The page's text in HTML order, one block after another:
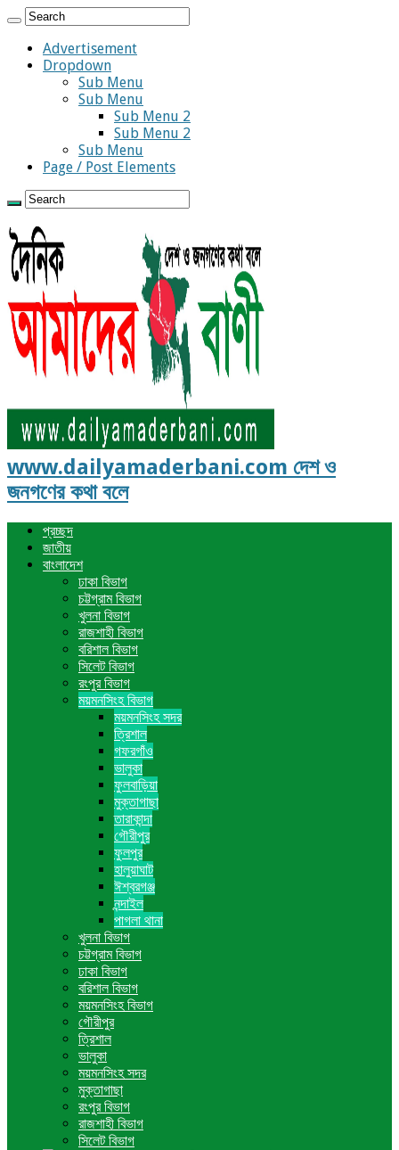
Advertisement
Dropdown
Sub Menu
Sub Menu
Sub Menu 2
Sub Menu 2
Sub Menu
Page / Post Elements
www.dailyamaderbani.com দেশ ও
জনগণের কথা বলে
প্রচ্ছদ
জাতীয়
বাংলাদেশ
ঢাকা বিভাগ
চট্টগ্রাম বিভাগ
খুলনা বিভাগ
রাজশাহী বিভাগ
বরিশাল বিভাগ
সিলেট বিভাগ
রংপুর বিভাগ
ময়মনসিংহ বিভাগ
ময়মনসিংহ সদর
ত্রিশাল
গফরগাঁও
ভালুকা
ফুলবাড়িয়া
মুক্তাগাছা
তারাকান্দা
গৌরীপুর
ফুলপুর
হালুয়াঘাট
ঈশ্বরগঞ্জ
নন্দাইল
পাগলা থানা
খুলনা বিভাগ
চট্টগ্রাম বিভাগ
ঢাকা বিভাগ
বরিশাল বিভাগ
ময়মনসিংহ বিভাগ
গৌরীপুর
ত্রিশাল
ভালুকা
ময়মনসিংহ সদর
মুক্তাগাছা
রংপুর বিভাগ
রাজশাহী বিভাগ
সিলেট বিভাগ